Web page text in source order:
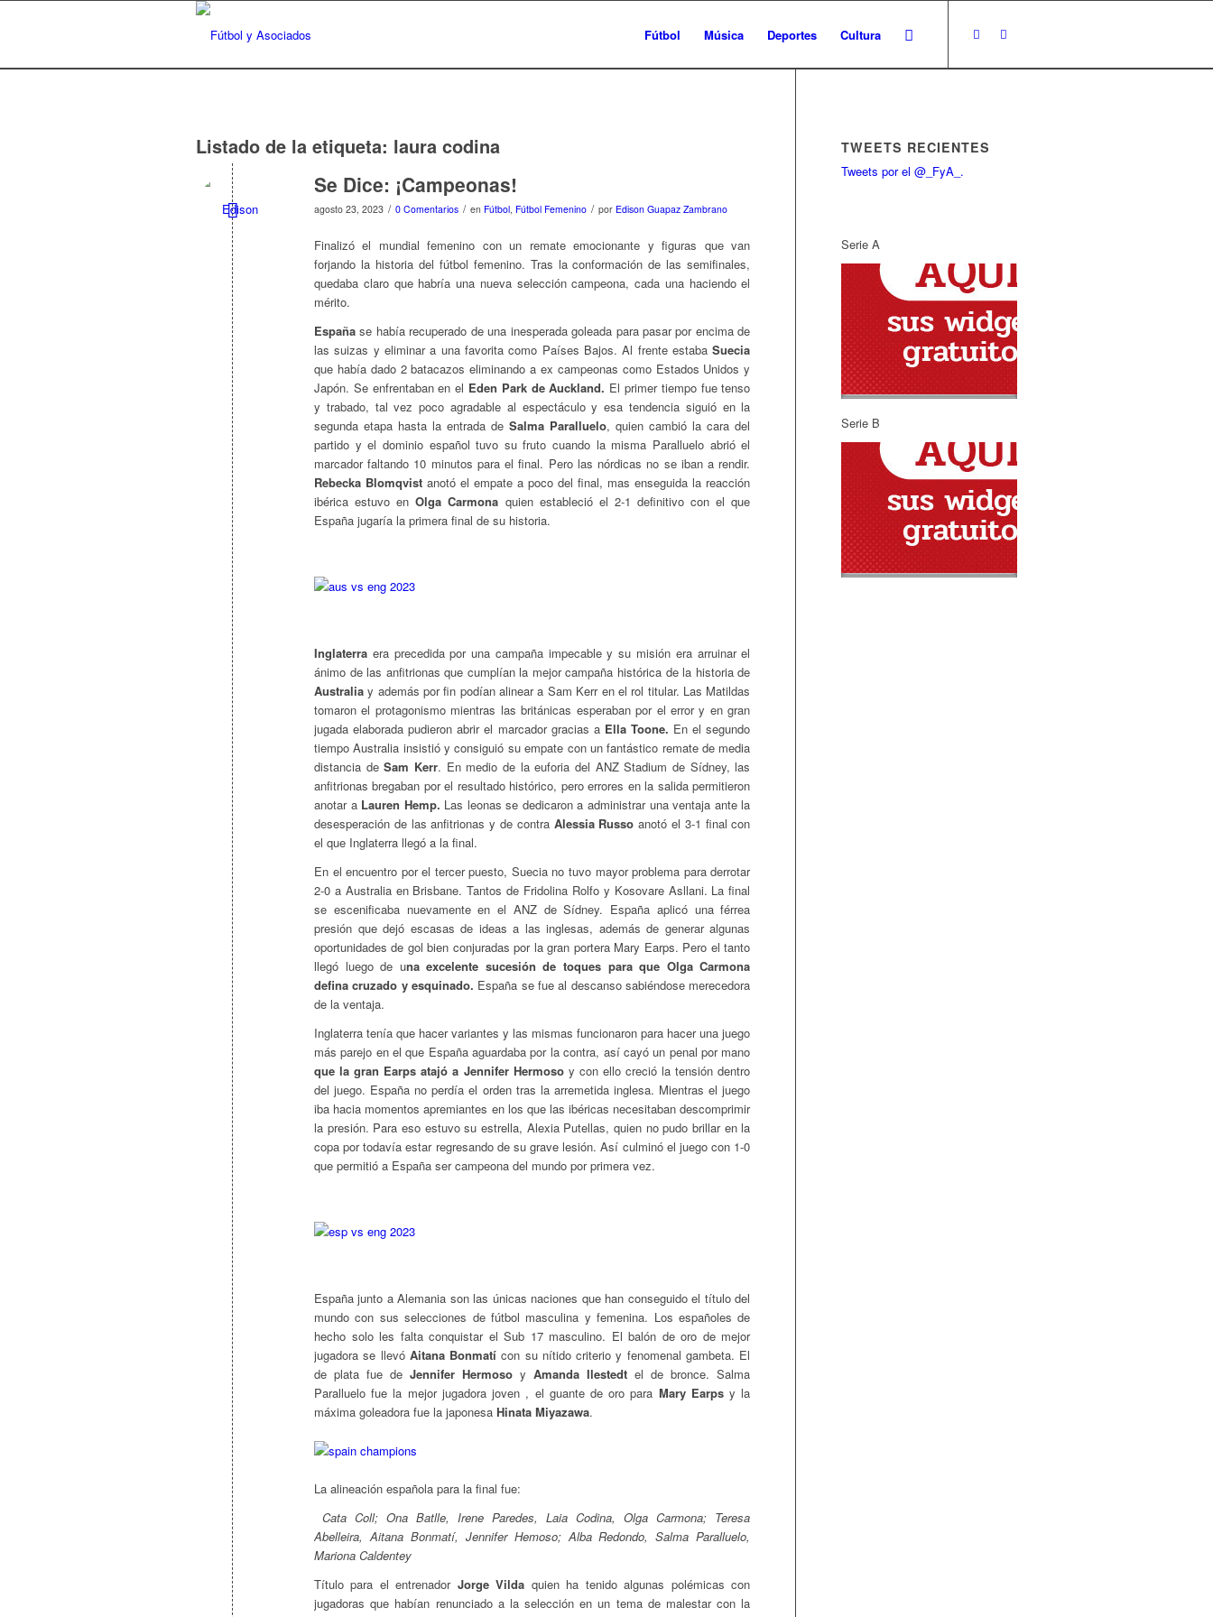
Fútbol Música Deportes Cultura
Listado de la etiqueta: laura codina
Se Dice: ¡Campeonas!
agosto 23, 2023 / 0 Comentarios / en Fútbol, Fútbol Femenino / por Edison Guapaz Zambrano
Finalizó el mundial femenino con un remate emocionante y figuras que van
forjando la historia del fútbol femenino. Tras la conformación de las semifinales,
quedaba claro que habría una nueva selección campeona, cada una haciendo el
mérito.
España se había recuperado de una inesperada goleada para pasar por encima de
las suizas y eliminar a una favorita como Países Bajos. Al frente estabaSuecia
que había dado 2 batacazos eliminando a ex campeonas como Estados Unidos y
Japón. Se enfrentaban en el Eden Park de Auckland. El primer tiempo fue tenso
y trabado, tal vez poco agradable al espectáculo y esa tendencia siguió en la
segunda etapa hasta la entrada deSalma Paralluelo, quien cambió la cara del
partido y el dominio español tuvo su fruto cuando la misma Paralluelo abrió el
marcador faltando 10 minutos para el final. Pero las nórdicas no se iban a rendir.
Rebecka Blomqvist anotó el empate a poco del final, mas enseguida la reacción
ibérica estuvo enOlga Carmona quien estableció el 2-1 definitivo con el que
España jugaría la primera final de su historia.
Inglaterra era precedida por una campaña impecable y su misión era arruinar el
ánimo de las anfitrionas que cumplían la mejor campaña histórica de la historia de
Australia y además por fin podían alinear a Sam Kerr en el rol titular. Las Matildas
tomaron el protagonismo mientras las británicas esperaban por el error y en gran
jugada elaborada pudieron abrir el marcador gracias a Ella Toone. En el segundo
tiempo Australia insistió y consiguió su empate con un fantástico remate de media
distancia deSam Kerr. En medio de la euforia del ANZ Stadium de Sídney, las
anfitrionas bregaban por el resultado histórico, pero errores en la salida permitieron
anotar a Lauren Hemp. Las leonas se dedicaron a administrar una ventaja ante la
desesperación de las anfitrionas y de contra Alessia Russo anotó el 3-1 final con
el que Inglaterra llegó a la final.
En el encuentro por el tercer puesto, Suecia no tuvo mayor problema para derrotar
2-0 a Australia en Brisbane. Tantos de Fridolina Rolfo y Kosovare Asllani. La final
se escenificaba nuevamente en el ANZ de Sídney. España aplicó una férrea
presión que dejó escasas de ideas a las inglesas, además de generar algunas
oportunidades de gol bien conjuradas por la gran portera Mary Earps. Pero el tanto
llegó luego de una excelente sucesión de toques para que Olga Carmona
defina cruzado y esquinado. España se fue al descanso sabiéndose merecedora
de la ventaja.
Inglaterra tenía que hacer variantes y las mismas funcionaron para hacer una juego
más parejo en el que España aguardaba por la contra, así cayó un penal por mano
que la gran Earps atajó a Jennifer Hermosoy con ello creció la tensión dentro
del juego. España no perdía el orden tras la arremetida inglesa. Mientras el juego
iba hacia momentos apremiantes en los que las ibéricas necesitaban descomprimir
la presión. Para eso estuvo su estrella, Alexia Putellas, quien no pudo brillar en la
copa por todavía estar regresando de su grave lesión. Así culminó el juego con 1-0
que permitió a España ser campeona del mundo por primera vez.
España junto a Alemania son las únicas naciones que han conseguido el título del
mundo con sus selecciones de fútbol masculina y femenina. Los españoles de
hecho solo les falta conquistar el Sub 17 masculino. El balón de oro de mejor
jugadora se llevó Aitana Bonmatí con su nítido criterio y fenomenal gambeta. El
de plata fue deJennifer Hermosoy Amanda Ilestedt el de bronce. Salma
Paralluelo fue la mejor jugadora joven , el guante de oro para Mary Earpsy la
máxima goleadora fue la japonesa Hinata Miyazawa.
La alineación española para la final fue:
Cata Coll; Ona Batlle, Irene Paredes, Laia Codina, Olga Carmona; Teresa
Abelleira, Aitana Bonmatí, Jennifer Hemoso; Alba Redondo, Salma Paralluelo,
Mariona Caldentey
Título para el entrenador Jorge Vilda quien ha tenido algunas polémicas con
jugadoras que habían renunciado a la selección en un tema de malestar con la
TWEETS RECIENTES
Tweets por el @_FyA_.
Serie A
Serie B